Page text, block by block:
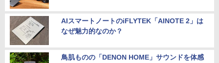
AIスマートノートのiFLYTEK「AINOTE 2」は
なぜ魅力的なのか？
鳥肌ものの「DENON HOME」サウンドを体感